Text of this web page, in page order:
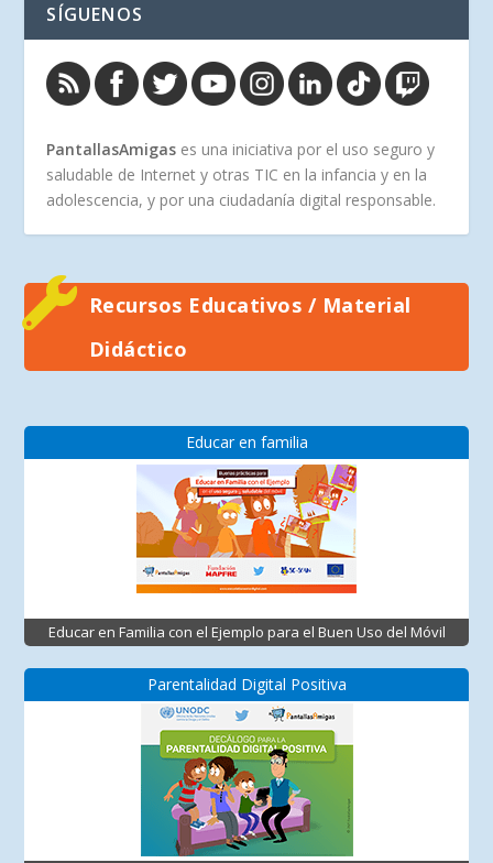
SÍGUENOS
PantallasAmigas es una iniciativa por el uso seguro y
saludable de Internet y otras TIC en la infancia y en la
adolescencia, y por una ciudadanía digital responsable.
Recursos Educativos / Material
Didáctico
Educar en familia
Educar en Familia con el Ejemplo para el Buen Uso del Móvil
Parentalidad Digital Positiva